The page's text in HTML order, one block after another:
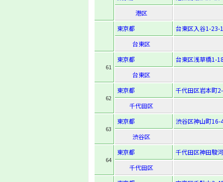
港区
東京都
台東区入谷1-23-1
台東区
61
東京都
台東区浅草橋1-
台東区
62
東京都
千代田区岩本町
千代田区
63
東京都
渋谷区神山町16-
渋谷区
64
東京都
千代田区神田駿
千代田区